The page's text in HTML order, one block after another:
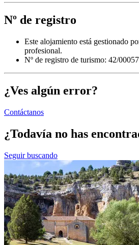
Nº de registro
Este alojamiento está gestionado
profesional.
Nº de registro de turismo: 42/
¿Ves algún error?
Contáctanos
¿Todavía no has
Seguir buscando